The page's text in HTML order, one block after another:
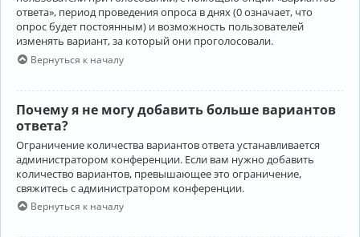
ответа», период проведения опроса в днях (0 означает, что
опрос будет постоянным) и возможность пользователей
изменять вариант, за который они проголосовали.
Вернуться к началу
Почему я не могу добавить больше вариантов
ответа?
Ограничение количества вариантов ответа устанавливается
администратором конференции. Если вам нужно добавить
количество вариантов, превышающее это ограничение,
свяжитесь с администратором конференции.
Вернуться к началу